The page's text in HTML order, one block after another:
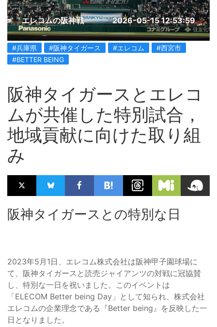
エレコムの阪神戦 2026-05-15 12:53:59
#兵庫県 #阪神タイガース #エレコム
#西宮市
#BETTER BEING
阪神タイガースとエレコ
ムが共催した特別試合，
地域貢献に向けた取り組
み
阪神タイガースとの特別な日
2023年5月1日、エレコム株式会社は阪神甲子園球場に
て、阪神タイガースと読売ジャイアンツの対戦に冠協賛
し、特別な一日を祝いました。このイベントは
「ELECOM Better being Day」として知られ、株式会社
エレコムの企業理念である『Better being』を反映した一
日となりました。